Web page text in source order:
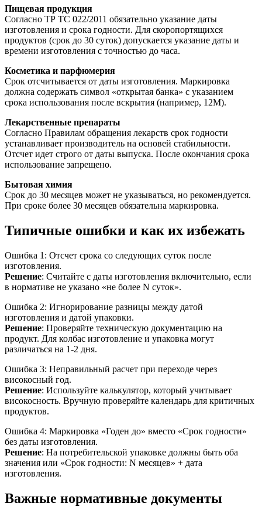
Пищевая продукция
Согласно ТР ТС 022/2011 обязательно указание даты
изготовления и срока годности. Для скоропортящихся
продуктов (срок до 30 суток) допускается указание даты и
времени изготовления с точностью до часа.
Косметика и парфюмерия
Срок отсчитывается от даты изготовления. Маркировка
должна содержать символ «открытая банка» с указанием
срока использования после вскрытия (например, 12M).
Лекарственные препараты
Согласно Правилам обращения лекарств срок годности
устанавливает производитель на основей стабильности.
Отсчет идет строго от даты выпуска. После окончания срока
использование запрещено.
Бытовая химия
Срок до 30 месяцев может не указываться, но рекомендуется.
При сроке более 30 месяцев обязательна маркировка.
Типичные ошибки и как их избежать
Ошибка 1: Отсчет срока со следующих суток после
изготовления.
Решение: Считайте с даты изготовления включительно, если
в нормативе не указано «не более N суток».
Ошибка 2: Игнорирование разницы между датой
изготовления и датой упаковки.
Решение: Проверяйте техническую документацию на
продукт. Для колбас изготовление и упаковка могут
различаться на 1-2 дня.
Ошибка 3: Неправильный расчет при переходе через
високосный год.
Решение: Используйте калькулятор, который учитывает
високосность. Вручную проверяйте календарь для критичных
продуктов.
Ошибка 4: Маркировка «Годен до» вместо «Срок годности»
без даты изготовления.
Решение: На потребительской упаковке должны быть оба
значения или «Срок годности: N месяцев» + дата
изготовления.
Важные нормативные документы